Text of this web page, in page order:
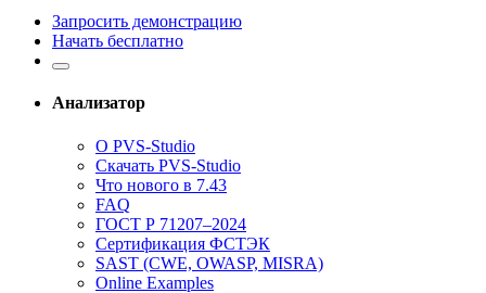
Запросить демонстрацию
Начать бесплатно
Анализатор
О PVS-Studio
Скачать PVS-Studio
Что нового в 7.43
FAQ
ГОСТ Р 71207–2024
Сертификация ФСТЭК
SAST (CWE, OWASP, MISRA)
Online Examples